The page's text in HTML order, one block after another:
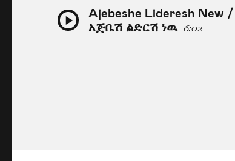
Ajebeshe Lideresh New /
አጅቤሽ ልድርሽ ነዉ 6:02